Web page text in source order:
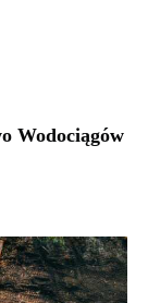
Wodociągów